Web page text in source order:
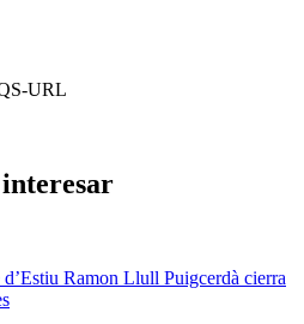
URL
Ramon Llull Puigcerdà cierra